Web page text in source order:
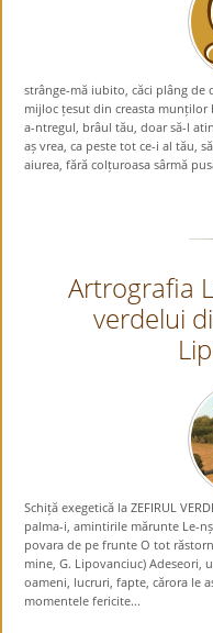
strânge-mă iubito, căci plâng
mijloc țesut din creasta munților
a-ntregul, brâul tău, doar să-l
aș vrea, ca peste tot ce-i al tău,
aiurea, fără colțuroasa sârmă
Artrografia
verdelui
Schiță exegetică la ZEFIRUL
palma-i, amintirile mărunte Le-
povara de pe frunte O tot
mine, G. Lipovanciuc)
oameni, lucruri, fapte, cărora le
momentele fericite...